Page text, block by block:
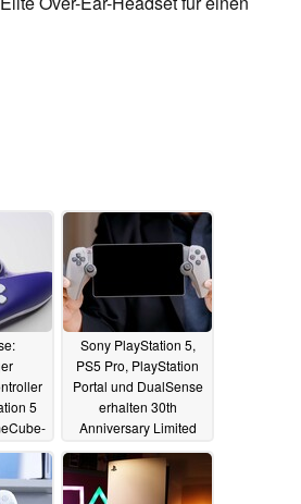
5
sich
Sony PlayStation 5,
PS5 Pro, PlayStation
Portal und DualSense
erhalten 30th
Anniversary Limited
Edition20.09.2024